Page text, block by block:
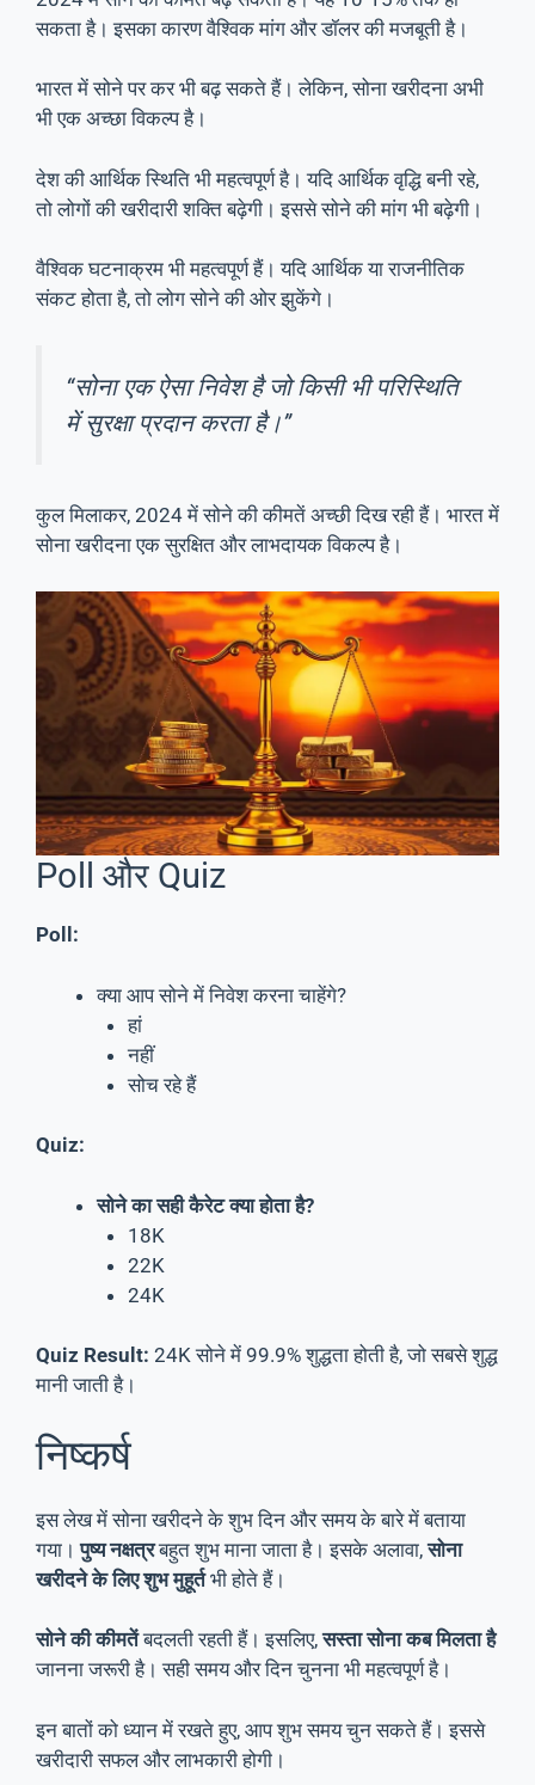
सकता है। इसका कारण वैश्विक मांग और डॉलर की मजबूती है।
भारत में सोने पर कर भी बढ़ सकते हैं। लेकिन, सोना खरीदना अभी
भी एक अच्छा विकल्प है।
देश की आर्थिक स्थिति भी महत्वपूर्ण है। यदि आर्थिक वृद्धि बनी रहे,
तो लोगों की खरीदारी शक्ति बढ़ेगी। इससे सोने की मांग भी बढ़ेगी।
वैश्विक घटनाक्रम भी महत्वपूर्ण हैं। यदि आर्थिक या राजनीतिक
संकट होता है, तो लोग सोने की ओर झुकेंगे।
“सोना एक ऐसा निवेश है जो किसी भी परिस्थिति
में सुरक्षा प्रदान करता है।”
कुल मिलाकर, 2024 में सोने की कीमतें अच्छी दिख रही हैं। भारत में
सोना खरीदना एक सुरक्षित और लाभदायक विकल्प है।
Poll और Quiz
Poll:
क्या आप सोने में निवेश करना चाहेंगे?
हां
नहीं
सोच रहे हैं
Quiz:
सोने का सही कैरेट क्या होता है?
18K
22K
24K
Quiz Result: 24K सोने में 99.9% शुद्धता होती है, जो सबसे शुद्ध
मानी जाती है।
निष्कर्ष
इस लेख में सोना खरीदने के शुभ दिन और समय के बारे में बताया
गया।पुष्य नक्षत्रबहुत शुभ माना जाता है। इसके अलावा,सोना
खरीदने के लिए शुभ मुहूर्तभी होते हैं।
सोने की कीमतेंबदलती रहती हैं। इसलिए,सस्ता सोना कब मिलता है
जानना जरूरी है। सही समय और दिन चुनना भी महत्वपूर्ण है।
इन बातों को ध्यान में रखते हुए, आप शुभ समय चुन सकते हैं। इससे
खरीदारी सफल और लाभकारी होगी।